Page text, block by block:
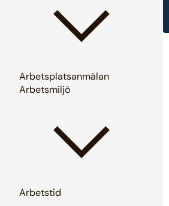
Arbetsplatsanmälan
Arbetsmiljö
Arbetstid